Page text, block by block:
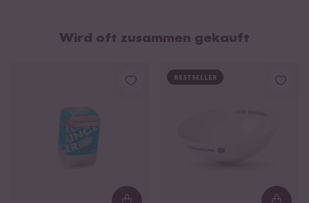
701 kJ / 166 kcal
davon gesättigte Fettsäuren
Kohlenhydrate
3,1 g
Wird oft zusammen gekauft
BESTSELLER